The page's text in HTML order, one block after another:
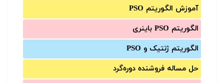
آموزش الگوریتم PSO
الگوریتم PSO باینری
الگوریتم ژنتیک و PSO
حل مساله فروشنده دوره‌گرد